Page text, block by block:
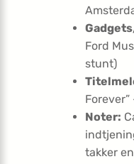
Ford
stunt)
Noter:
takker